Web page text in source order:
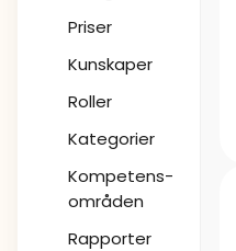
Priser
Kunskaper
Roller
Kategorier
Kompetens-
områden
Rapporter